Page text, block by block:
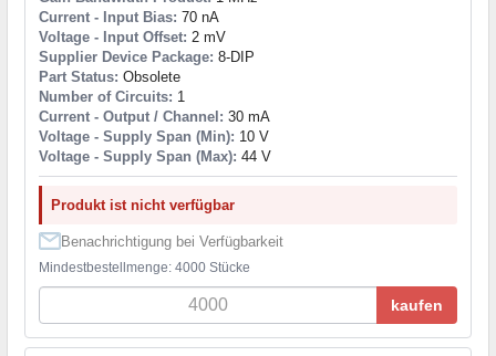
Current - Input Bias: 70 nA
Voltage - Input Offset: 2 mV
Supplier Device Package: 8-DIP
Part Status: Obsolete
Number of Circuits: 1
Current - Output / Channel: 30 mA
Voltage - Supply Span (Min): 10 V
Voltage - Supply Span (Max): 44 V
Produkt ist nicht verfügbar
Benachrichtigung bei Verfügbarkeit
Mindestbestellmenge: 4000 Stücke
kaufen